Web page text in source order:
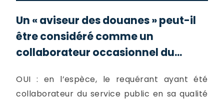
Un « aviseur des douanes » peut-il
être considéré comme un
collaborateur occasionnel du...
OUI : en l’espèce, le requérant ayant été
collaborateur du service public en sa qualité